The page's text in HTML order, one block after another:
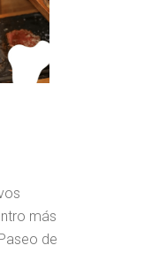
más
de